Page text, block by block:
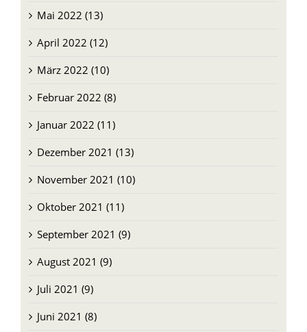
Mai 2022 (13)
April 2022 (12)
März 2022 (10)
Februar 2022 (8)
Januar 2022 (11)
Dezember 2021 (13)
November 2021 (10)
Oktober 2021 (11)
September 2021 (9)
August 2021 (9)
Juli 2021 (9)
Juni 2021 (8)